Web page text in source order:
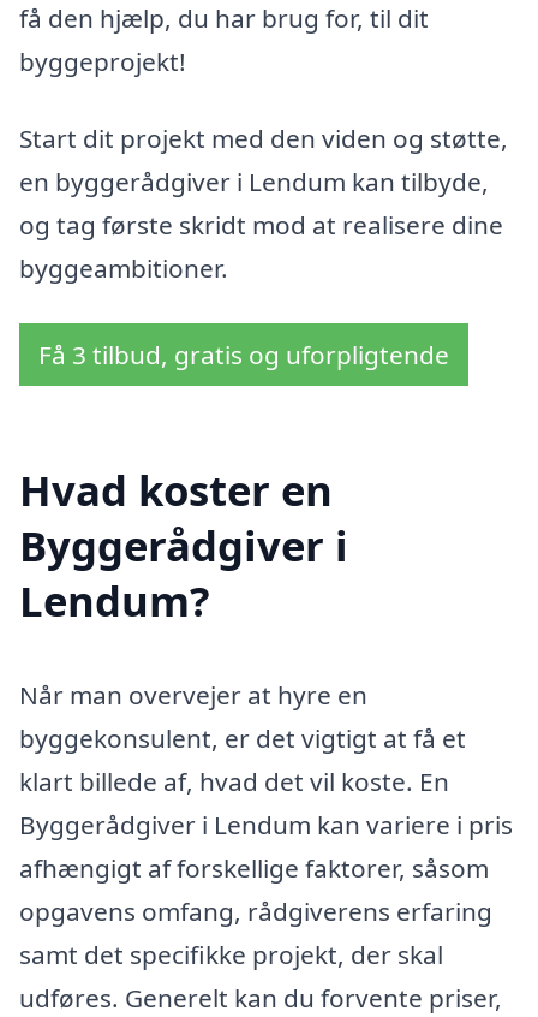
få den hjælp, du har brug for, til dit
byggeprojekt!
Start dit projekt med den viden og støtte,
en byggerådgiver i Lendum kan tilbyde,
og tag første skridt mod at realisere dine
byggeambitioner.
Få 3 tilbud, gratis og uforpligtende
Hvad koster en
Byggerådgiver i
Lendum?
Når man overvejer at hyre en
byggekonsulent, er det vigtigt at få et
klart billede af, hvad det vil koste. En
Byggerådgiver i Lendum kan variere i pris
afhængigt af forskellige faktorer, såsom
opgavens omfang, rådgiverens erfaring
samt det specifikke projekt, der skal
udføres. Generelt kan du forvente priser,